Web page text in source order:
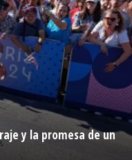
y la promesa de un